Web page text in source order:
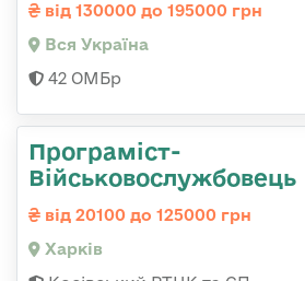
від 130000 до 195000 грн
Вся Україна
42 ОМБр
Програміст-
Військовослужбовець
від 20100 до 125000 грн
Харків